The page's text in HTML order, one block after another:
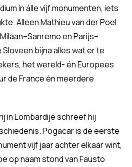
in álle vijf monumenten, iets
Alleen Mathieu van der Poel
en Parijs–
Sloveen bijna alles wat er te
het wereld- én Europees
de France én meerdere
in Lombardije schreef hij
Pogacar is de eerste
vijf jaar achter elkaar wint,
op naam stond van Fausto